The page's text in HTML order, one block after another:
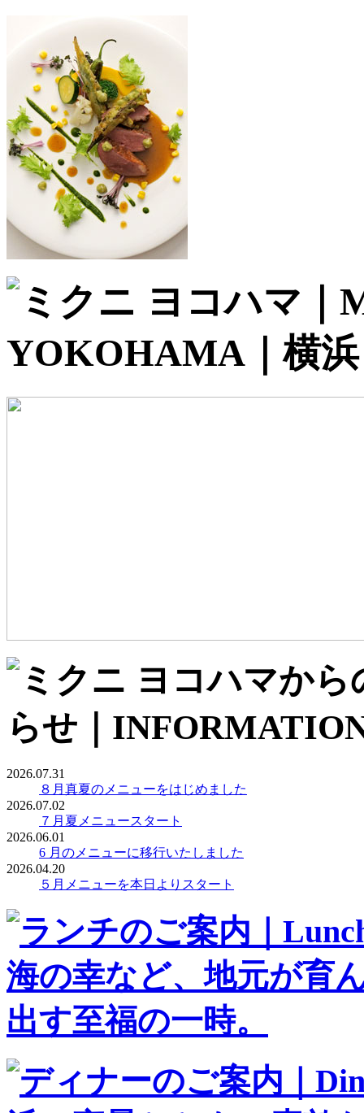
2026.07.31
８月真夏のメニューをはじめました
2026.07.02
７月夏メニュースタート
2026.06.01
6 月のメニューに移行いたしました
2026.04.20
５月メニューを本日よりスタート